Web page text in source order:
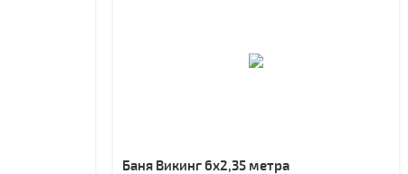
Баня Викинг 6х2,35 метра